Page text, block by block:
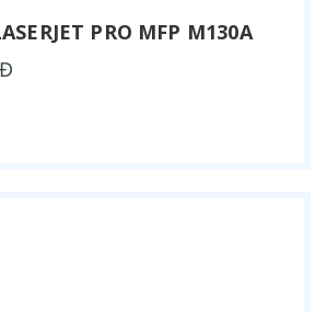
PRO MFP M130A